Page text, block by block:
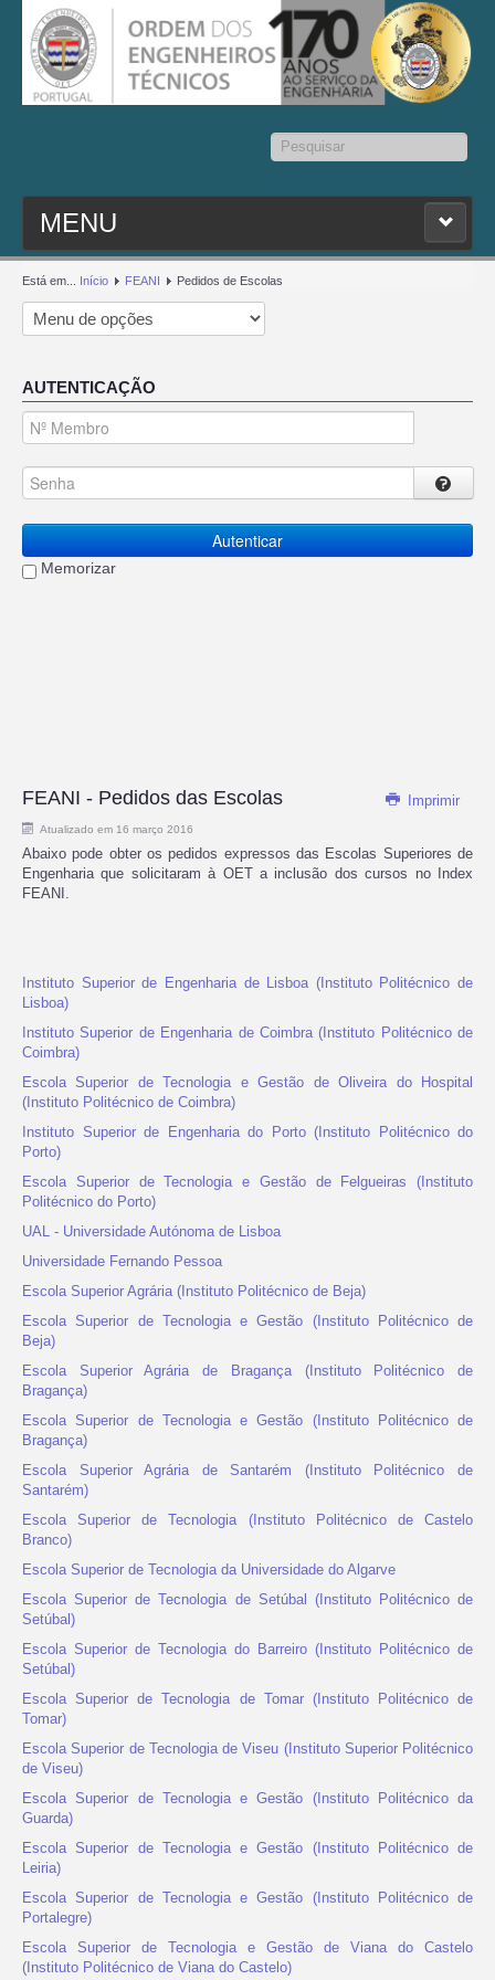
Pesquisar...
MENU
PESQ. MEMBROS
ESTATUTO
CONTACTOS
SEDAP
Está em... Início FEANI Pedidos de Escolas
AUTENTICAÇÃO
Autenticar
Memorizar
Imprimir
FEANI - Pedidos das Escolas
Atualizado em 16 março 2016
Abaixo pode obter os pedidos expressos das Escolas Superiores de
Engenharia que solicitaram à OET a inclusão dos cursos no Index
FEANI.
Instituto Superior de Engenharia de Lisboa (Instituto Politécnico de
Lisboa)
Instituto Superior de Engenharia de Coimbra (Instituto Politécnico de
Coimbra)
Escola Superior de Tecnologia e Gestão de Oliveira do Hospital
(Instituto Politécnico de Coimbra)
Instituto Superior de Engenharia do Porto (Instituto Politécnico do
Porto)
Escola Superior de Tecnologia e Gestão de Felgueiras (Instituto
Politécnico do Porto)
UAL - Universidade Autónoma de Lisboa
Universidade Fernando Pessoa
Escola Superior Agrária (Instituto Politécnico de Beja)
Escola Superior de Tecnologia e Gestão (Instituto Politécnico de
Beja)
Escola Superior Agrária de Bragança (Instituto Politécnico de
Bragança)
Escola Superior de Tecnologia e Gestão (Instituto Politécnico de
Bragança)
Escola Superior Agrária de Santarém (Instituto Politécnico de
Santarém)
Escola Superior de Tecnologia (Instituto Politécnico de Castelo
Branco)
Escola Superior de Tecnologia da Universidade do Algarve
Escola Superior de Tecnologia de Setúbal (Instituto Politécnico de
Setúbal)
Escola Superior de Tecnologia do Barreiro (Instituto Politécnico de
Setúbal)
Escola Superior de Tecnologia de Tomar (Instituto Politécnico de
Tomar)
Escola Superior de Tecnologia de Viseu (Instituto Superior Politécnico
de Viseu)
Escola Superior de Tecnologia e Gestão (Instituto Politécnico da
Guarda)
Escola Superior de Tecnologia e Gestão (Instituto Politécnico de
Leiria)
Escola Superior de Tecnologia e Gestão (Instituto Politécnico de
Portalegre)
Escola Superior de Tecnologia e Gestão de Viana do Castelo
(Instituto Politécnico de Viana do Castelo)